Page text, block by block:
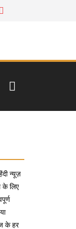
न्यूज़
के लिए
के हर